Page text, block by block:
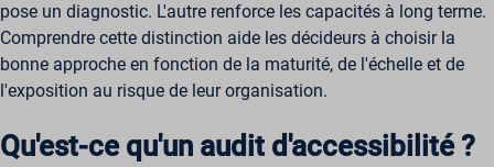
pose un diagnostic. L'autre renforce les capacités à long terme.
Comprendre cette distinction aide les décideurs à choisir la
bonne approche en fonction de la maturité, de l'échelle et de
l'exposition au risque de leur organisation.
Qu'est-ce qu'un audit d'accessibilité ?